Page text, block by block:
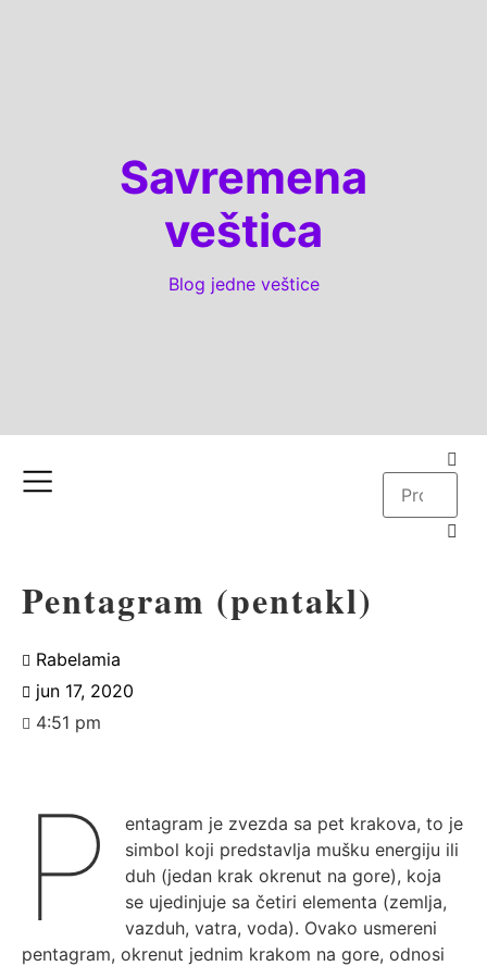
Savremena
veštica
Blog jedne veštice
Pentagram (pentakl)
Rabelamia
jun 17, 2020
4:51 pm
P
entagram je zvezda sa pet krakova, to je
simbol koji predstavlja mušku energiju ili
duh (jedan krak okrenut na gore), koja
se ujedinjuje sa četiri elementa (zemlja,
vazduh, vatra, voda). Ovako usmereni
pentagram, okrenut jednim krakom na gore, odnosi